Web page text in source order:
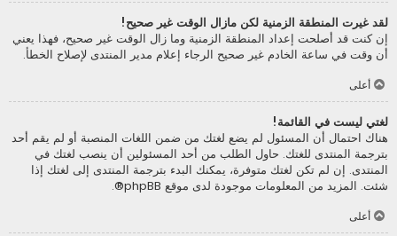
لقد غيرت المنطقة الزمنية لكن مازال الوقت غير صحيح!
إن كنت قد أصلحت إعداد المنطقة الزمنية وما زال الوقت غير صحيح، فهذا يعني
أن وقت في ساعة الخادم غير صحيح الرجاء إعلام مدير المنتدى لإصلاح الخطأ.
أعلى
لغتي ليست في القائمة!
هناك احتمال أن المسئول لم يضع لغتك من ضمن اللغات المنصبة أو لم يقم أحد
بترجمة المنتدى للغتك. حاول الطلب من أحد المسئولين أن ينصب لغتك في
المنتدى. إن لم تكن لغتك متوفرة، يمكنك البدء بترجمة المنتدى إلى لغتك إذا
شئت. المزيد من المعلومات موجودة لدى موقع phpBB
®.
أعلى